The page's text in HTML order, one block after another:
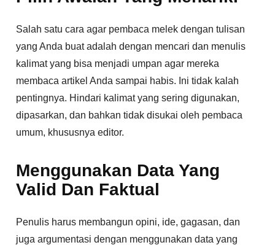
Salah satu cara agar pembaca melek dengan tulisan
yang Anda buat adalah dengan mencari dan menulis
kalimat yang bisa menjadi umpan agar mereka
membaca artikel Anda sampai habis. Ini tidak kalah
pentingnya. Hindari kalimat yang sering digunakan,
dipasarkan, dan bahkan tidak disukai oleh pembaca
umum, khususnya editor.
Menggunakan Data Yang
Valid Dan Faktual
Penulis harus membangun opini, ide, gagasan, dan
juga argumentasi dengan menggunakan data yang